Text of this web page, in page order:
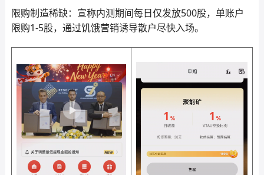
限购制造稀缺：宣称内测期间每日仅发放500股，单账户
限购1-5股，通过饥饿营销诱导散户尽快入场。